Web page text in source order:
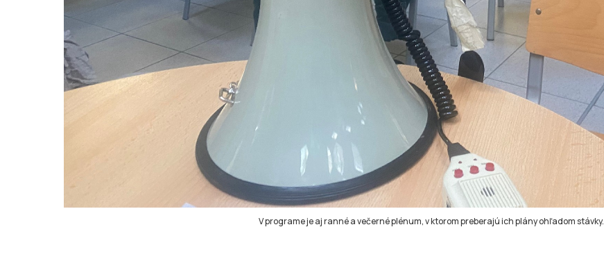
V programe je aj ranné a večerné plénum, v ktorom preberajú ich plány ohľadom stávky.